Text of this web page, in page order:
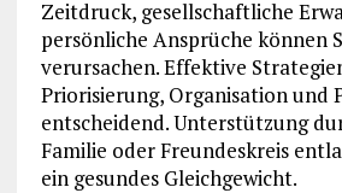
Zeitdruck, gesellschaftliche
persönliche Ansprüche können
verursachen. Effektive
Priorisierung, Organisation und
entscheidend. Unterstützung
Familie oder Freundeskreis
ein gesundes Gleichgewicht.